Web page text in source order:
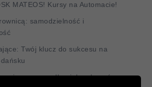
MATEOS! Kursy na Automacie!
samodzielność i
Twój klucz do sukcesu na
po wypadku: jak pokonać